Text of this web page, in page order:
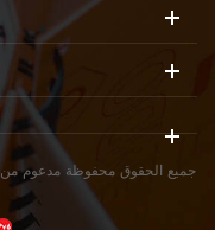
حقوق الطبع والنشر © 2026 AP GROUP CHINA.جميع الحقوق محفوظة مدعوم من